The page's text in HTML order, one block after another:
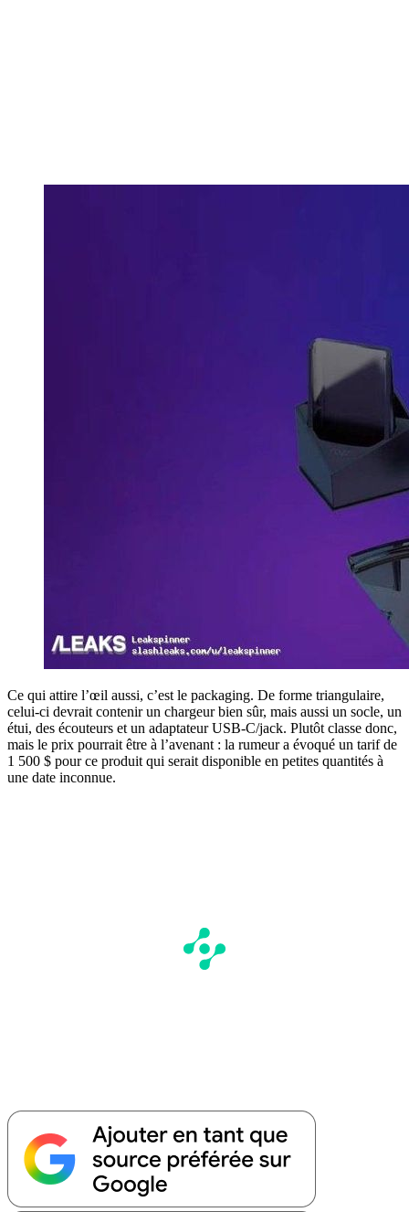
Ce qui attire l’œil aussi, c’est le packaging. De forme triangulaire,
celui-ci devrait contenir un chargeur bien sûr, mais aussi un socle, un
étui, des écouteurs et un adaptateur USB-C/jack. Plutôt classe donc,
mais le prix pourrait être à l’avenant : la rumeur a évoqué un tarif de
1 500 $ pour ce produit qui serait disponible en petites quantités à
une date inconnue.